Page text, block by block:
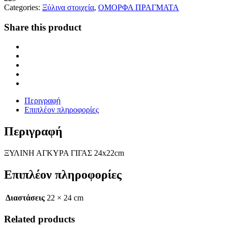
Categories: Ξύλινα στοιχεία, ΟΜΟΡΦΑ ΠΡΑΓΜΑΤΑ
Share this product
Περιγραφή
Επιπλέον πληροφορίες
Περιγραφή
ΞΥΛΙΝΗ ΑΓΚΥΡΑ ΓΙΓΑΣ 24x22cm
Επιπλέον πληροφορίες
Διαστάσεις 22 × 24 cm
Related products